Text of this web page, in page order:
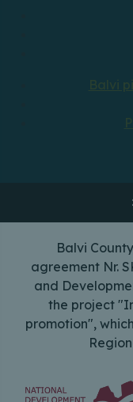
Balvi
Balvi
agreement Nr.
and
the project
promotion",